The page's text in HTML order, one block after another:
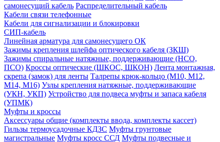
самонесущий кабель Распределительный кабель
Кабели связи телефонные
Кабели для сигнализации и блокировки
СИП-кабель
Линейная арматура для самонесущего ОК
Зажимы крепления шлейфа оптического кабеля (ЗКШ)
Зажимы спиральные натяжные, поддерживающие (НСО,
ПСО) Кроссы оптические (ШКОС, ШКОН) Лента монтажная,
скрепа (замок) для ленты Талрепы крюк-кольцо (М10, М12,
М14, М16) Узлы крепления натяжные, поддерживающие
(УКН, УКП) Устройство для подвеса муфты и запаса кабеля
(УПМК)
Муфты и кроссы
Аксессуары общие (комплекты ввода, комплекты кассет)
Гильзы термоусадочные КДЗС Муфты грунтовые
магистральные Муфты кросс ССД Муфты подвесные и